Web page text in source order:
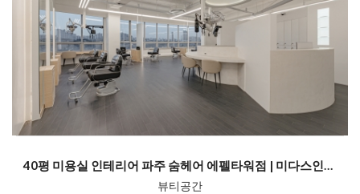
40평 미용실 인테리어 파주 숨헤어 에펠타워점 | 미다스인테리어
뷰티공간